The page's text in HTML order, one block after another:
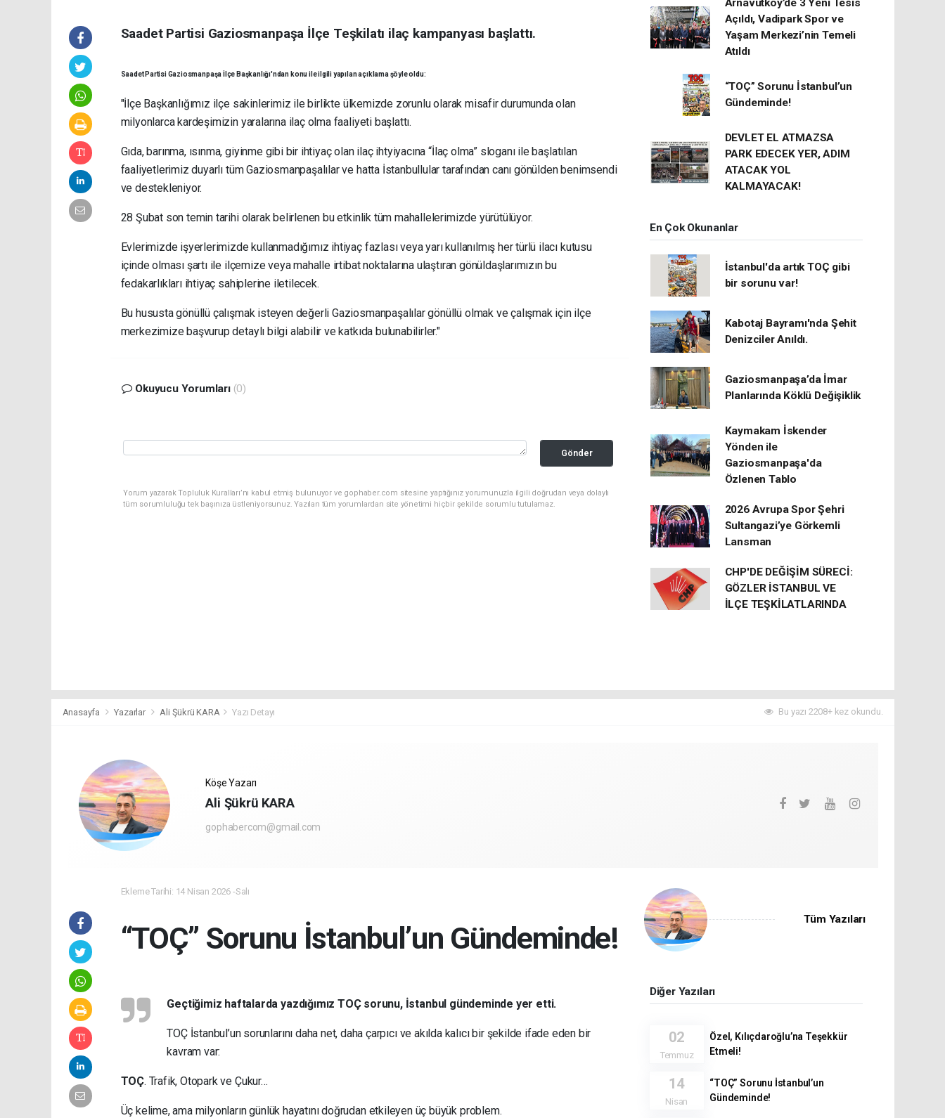
Saadet Partisi Gaziosmanpaşa İlçe Teşkilatı ilaç kampanyası başlattı.
Saadet Partisi Gaziosmanpaşa İlçe Başkanlığı'ndan konu ile ilgili yapılan açıklama şöyle oldu:
"İlçe Başkanlığımız ilçe sakinlerimiz ile birlikte ülkemizde zorunlu olarak misafir durumunda olan
milyonlarca kardeşimizin yaralarına ilaç olma faaliyeti başlattı.
Gıda, barınma, ısınma, giyinme gibi bir ihtiyaç olan ilaç ihtyiyacına “İlaç olma” sloganı ile başlatılan
faaliyetlerimiz duyarlı tüm Gaziosmanpaşalılar ve hatta İstanbullular tarafından canı gönülden benimsendi
ve destekleniyor.
28 Şubat son temin tarihi olarak belirlenen bu etkinlik tüm mahallelerimizde yürütülüyor.
Evlerimizde işyerlerimizde kullanmadığımız ihtiyaç fazlası veya yarı kullanılmış her türlü ilacı kutusu
içinde olması şartı ile ilçemize veya mahalle irtibat noktalarına ulaştıran gönüldaşlarımızın bu
fedakarlıkları ihtiyaç sahiplerine iletilecek.
Bu hususta gönüllü çalışmak isteyen değerli Gaziosmanpaşalılar gönüllü olmak ve çalışmak için ilçe
merkezimize başvurup detaylı bilgi alabilir ve katkıda bulunabilirler."
Okuyucu Yorumları (0)
Gönder
Yorum yazarak Topluluk Kuralları’nı kabul etmiş bulunuyor ve gophaber.com sitesine yaptığınız yorumunuzla ilgili doğrudan veya dolaylı
tüm sorumluluğu tek başınıza üstleniyorsunuz. Yazılan tüm yorumlardan site yönetimi hiçbir şekilde sorumlu tutulamaz.
Arnavutköy’de 3 Yeni Tesis
Açıldı, Vadipark Spor ve
Yaşam Merkezi’nin Temeli
Atıldı
“TOÇ” Sorunu İstanbul’un
Gündeminde!
DEVLET EL ATMAZSA
PARK EDECEK YER, ADIM
ATACAK YOL
KALMAYACAK!
En Çok Okunanlar
İstanbul'da artık TOÇ gibi
bir sorunu var!
Kabotaj Bayramı'nda Şehit
Denizciler Anıldı.
Gaziosmanpaşa’da İmar
Planlarında Köklü Değişiklik
Kaymakam İskender
Yönden ile
Gaziosmanpaşa'da
Özlenen Tablo
2026 Avrupa Spor Şehri
Sultangazi’ye Görkemli
Lansman
CHP'DE DEĞİŞİM SÜRECİ:
GÖZLER İSTANBUL VE
İLÇE TEŞKİLATLARINDA
Anasayfa Yazarlar Ali Şükrü KARA Yazı Detayı Bu yazı 2208+ kez okundu.
Köşe Yazarı
Ali Şükrü KARA
gophabercom@gmail.com
Ekleme Tarihi: 14 Nisan 2026 -Salı
“TOÇ” Sorunu İstanbul’un Gündeminde!
Geçtiğimiz haftalarda yazdığımız TOÇ sorunu, İstanbul gündeminde yer etti.
TOÇ İstanbul’un sorunlarını daha net, daha çarpıcı ve akılda kalıcı bir şekilde ifade eden bir
kavram var:
TOÇ. Trafik, Otopark ve Çukur…
Üç kelime, ama milyonların günlük hayatını doğrudan etkileyen üç büyük problem.
Tüm Yazıları
Diğer Yazıları
02
Temmuz
Özel, Kılıçdaroğlu’na Teşekkür
Etmeli!
14
Nisan
“TOÇ” Sorunu İstanbul’un
Gündeminde!